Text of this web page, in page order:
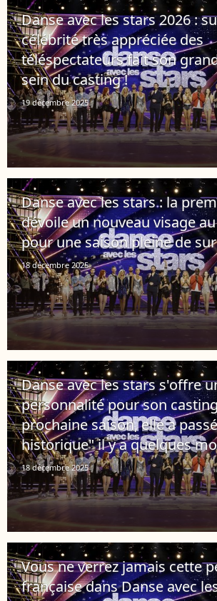
Danse avec les stars 2026 :
célébrité très appréciée des
téléspectateurs fait son
sein du casting !
19 décembre 2025
Danse avec les stars : la
dévoile un nouveau visage
pour une saison pleine de
18 décembre 2025
Danse avec les stars s'offre
personnalité pour son
prochaine saison, elle a
historique" il y a quelques
18 décembre 2025
Vous ne verrez jamais cette
française dans Danse avec